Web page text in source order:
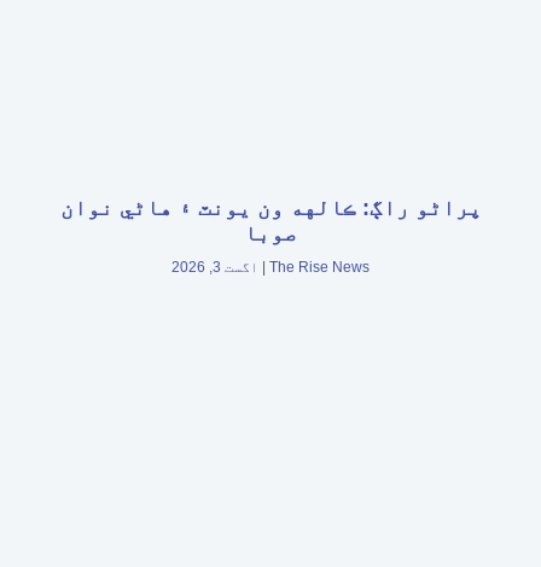
پراڻو راڳ: ڪالهه ون يونٽ ۽ هاڻي نوان
صوبا
The Rise News اگست 3, 2026